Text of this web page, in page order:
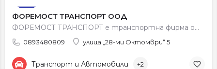
ФОРЕМОСТ ТРАНСПОРТ ООД
ФОРЕМОСТ ТРАНСПОРТ е транспортна фирма от град Петрич. Основна дейност на фирмата е сухопътен вътрешен и…
0893480809 улица „28-ми Октомври“ 5
Транспорт и Автомобили +2